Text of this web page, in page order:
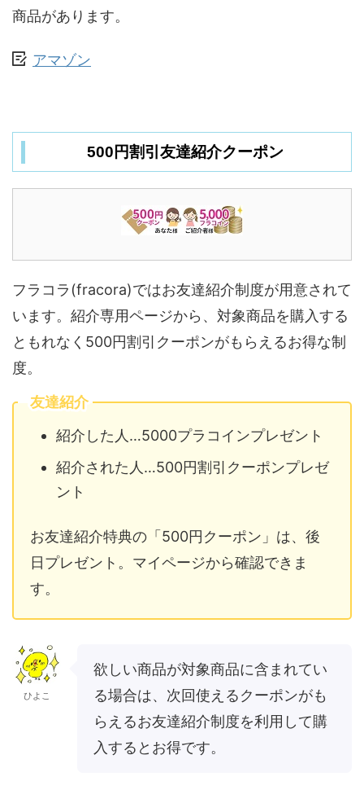
商品があります。
アマゾン
500円割引友達紹介クーポン
フラコラ(fracora)ではお友達紹介制度が用意されて
います。紹介専用ページから、対象商品を購入する
ともれなく500円割引クーポンがもらえるお得な制
度。
友達紹介
紹介した人…5000プラコインプレゼント
紹介された人…500円割引クーポンプレゼ
ント
お友達紹介特典の「500円クーポン」は、後
日プレゼント。マイページから確認できま
す。
ひよこ
欲しい商品が対象商品に含まれてい
る場合は、次回使えるクーポンがも
らえるお友達紹介制度を利用して購
入するとお得です。